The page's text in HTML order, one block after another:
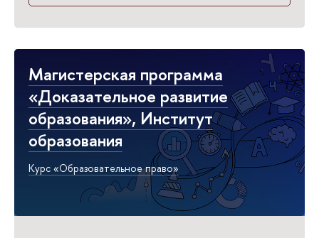
Магистерская программа
«Доказательное развитие
образования», Институт
образования
Курс «Образовательное право»